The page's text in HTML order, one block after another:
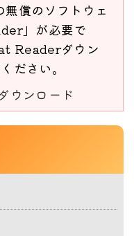
償のソフトウェ
」が必要で
Readerダウン
ださい。
ンロード